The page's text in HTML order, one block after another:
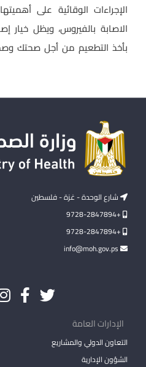
الإجراءات الوقائية على
الاصابة بالفيروس، ويظل خيار
بأخذ التطعيم من أجل صحتك
شارع الوحدة - غزة - فلسطين
+9728-2847894
+9728-2847894
الإدارات العامة
التعاون الدولي والمشاريع
الشؤون الإدارية